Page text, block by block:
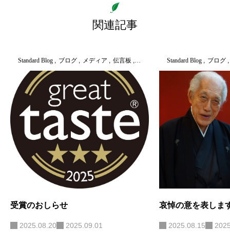
関連記事
Standard Blog ブログ メディア 伝言板 店舗便り 未分類
受賞のおしらせ
2025.08.20 2025.09.01
Standard Blog ブログ
哀悼の意を表しま
2025.08.15